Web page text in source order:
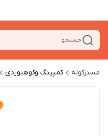
جستجو
مسترکوله کمپینگ وکوهنوردی